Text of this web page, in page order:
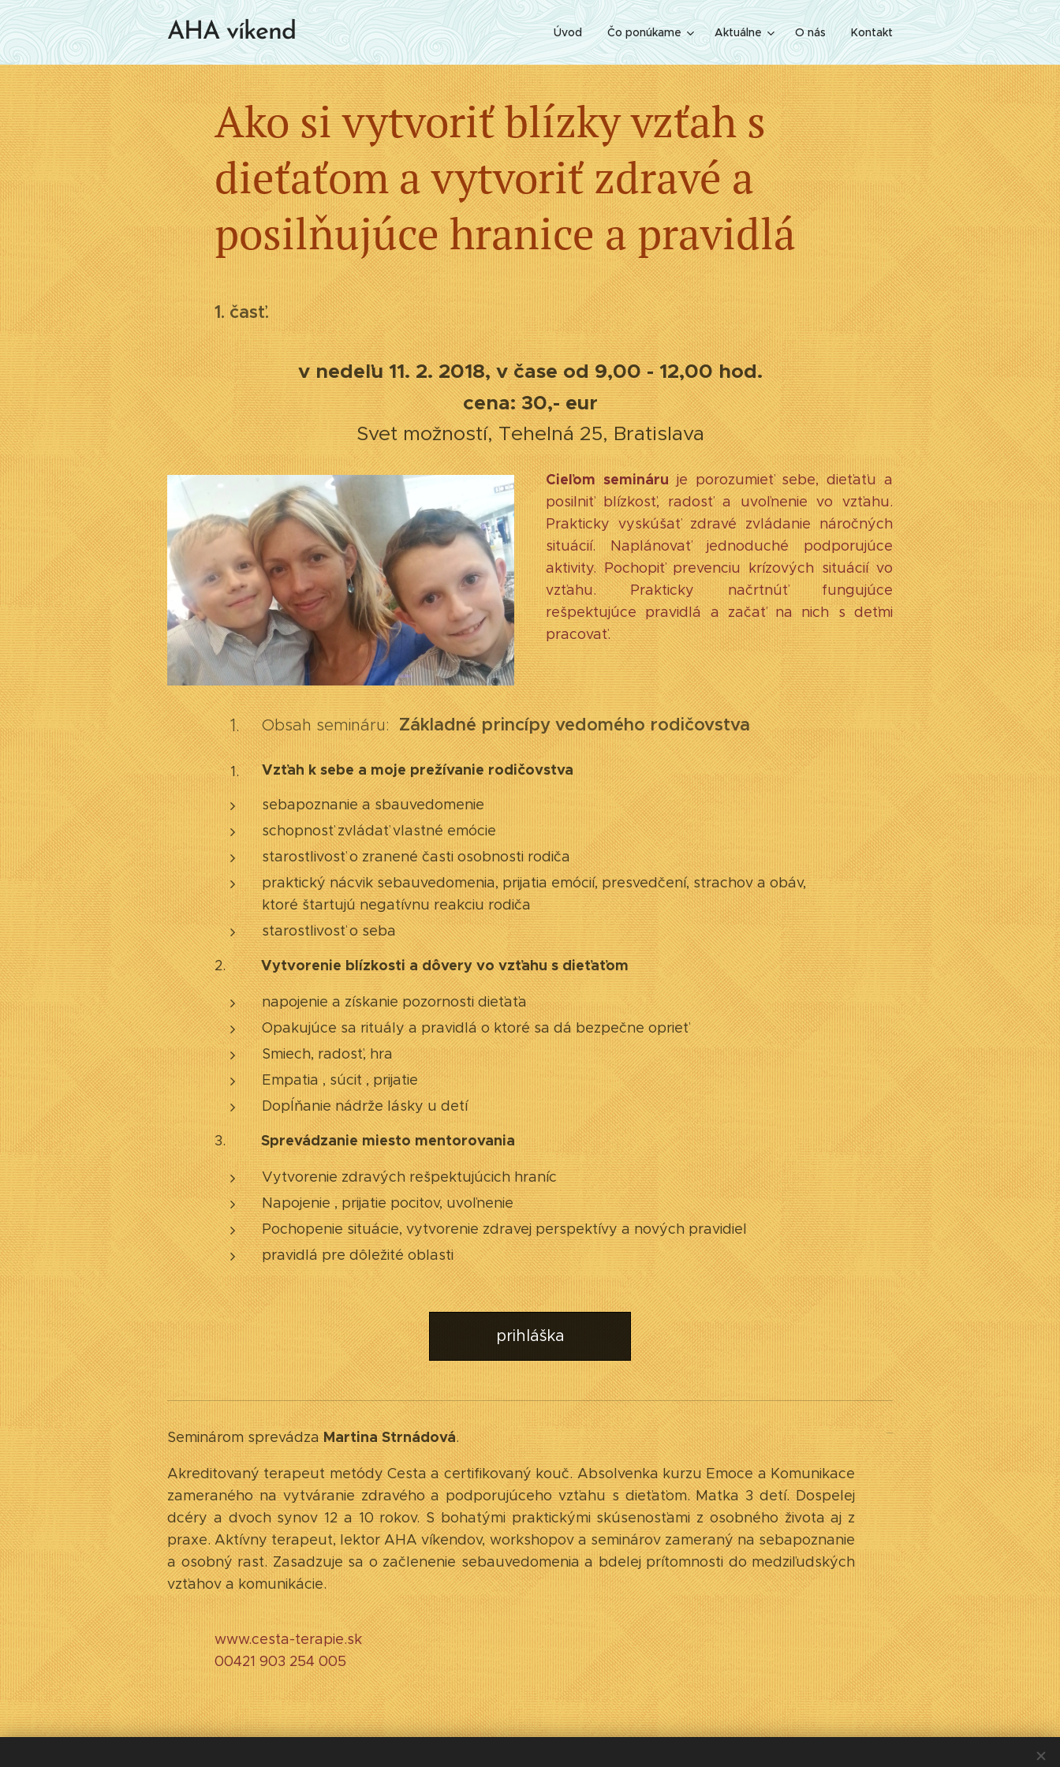
AHA víkend Úvod Čo ponúkame Aktuálne O nás Kontakt
Ako si vytvoriť blízky vzťah s
dieťaťom a vytvoriť zdravé a
posilňujúce hranice a pravidlá
1. časť.
v nedeľu 11. 2. 2018, v čase od 9,00 - 12,00 hod.
cena: 30,- eur
Svet možností, Tehelná 25, Bratislava
Cieľom semináruje porozumieť sebe, dieťaťu a
posilniť blízkosť, radosť a uvoľnenie vo vzťahu.
Prakticky vyskúšať zdravé zvládanie náročných
situácií. Naplánovať jednoduché podporujúce
aktivity. Pochopiť prevenciu krízových situácií vo
vzťahu. Prakticky načrtnúť fungujúce
rešpektujúce pravidlá a začať na nich s deťmi
pracovať.
Obsah semináru:Základné princípy vedomého rodičovstva
Vzťah k sebe a moje prežívanie rodičovstva
sebapoznanie a sbauvedomenie
schopnosť zvládať vlastné emócie
starostlivosť o zranené časti osobnosti rodiča
praktický nácvik sebauvedomenia, prijatia emócií, presvedčení, strachov a obáv,
ktoré štartujú negatívnu reakciu rodiča
starostlivosť o seba
2.Vytvorenie blízkosti a dôvery vo vzťahu s dieťaťom
napojenie a získanie pozornosti dieťaťa
Opakujúce sa rituály a pravidlá o ktoré sa dá bezpečne oprieť
Smiech, radosť, hra
Empatia , súcit , prijatie
Dopĺňanie nádrže lásky u detí
3. Sprevádzanie miesto mentorovania
Vytvorenie zdravých rešpektujúcich hraníc
Napojenie , prijatie pocitov, uvoľnenie
Pochopenie situácie, vytvorenie zdravej perspektívy a nových pravidiel
pravidlá pre dôležité oblasti
prihláška
Seminárom sprevádzaMartina Strnádová.
Akreditovaný terapeut metódy Cesta a certifikovaný kouč. Absolvenka kurzu Emoce a Komunikace
zameraného na vytváranie zdravého a podporujúceho vzťahu s dieťaťom. Matka 3 detí. Dospelej
dcéry a dvoch synov 12 a 10 rokov. S bohatými praktickými skúsenosťami z osobného života aj z
praxe. Aktívny terapeut, lektor AHA víkendov, workshopov a seminárov zameraný na sebapoznanie
a osobný rast. Zasadzuje sa o začlenenie sebauvedomenia a bdelej prítomnosti do medziľudských
vzťahov a komunikácie.
www.cesta-terapie.sk
00421 903 254 005